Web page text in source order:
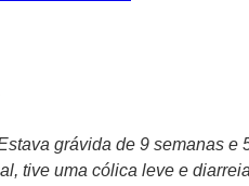
grávida de 9 semanas
tive uma cólica leve e